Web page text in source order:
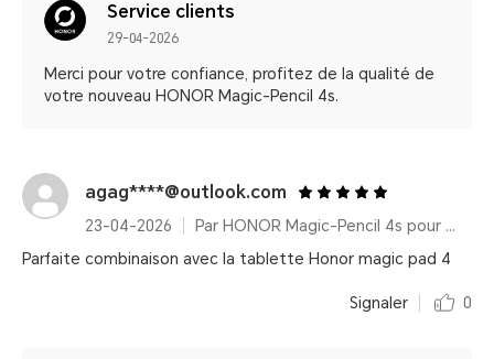
Service clients
29-04-2026
Merci pour votre confiance, profitez de la qualité de
votre nouveau HONOR Magic-Pencil 4s.
agag****@outlook.com
23-04-2026
Par HONOR Magic-Pencil 4s pour HONOR MagicPad4
Parfaite combinaison avec la tablette Honor magic pad 4
Signaler 0